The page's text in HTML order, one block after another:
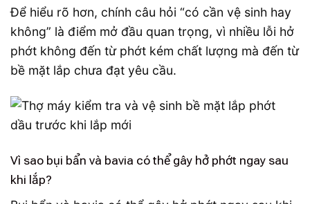
Để hiểu rõ hơn, chính câu hỏi “có cần vệ sinh hay
không” là điểm mở đầu quan trọng, vì nhiều lỗi hở
phớt không đến từ phớt kém chất lượng mà đến từ
bề mặt lắp chưa đạt yêu cầu.
Vì sao bụi bẩn và bavia có thể gây hở phớt ngay sau
khi lắp?